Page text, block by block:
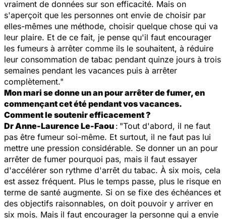
vraiment de données sur son efficacité. Mais on
s'aperçoit que les personnes ont envie de choisir par
elles-mêmes une méthode, choisir quelque chose qui va
leur plaire. Et de ce fait, je pense qu'il faut encourager
les fumeurs à arrêter comme ils le souhaitent, à réduire
leur consommation de tabac pendant quinze jours à trois
semaines pendant les vacances puis à arrêter
complètement."
Mon mari se donne un an pour arrêter de fumer, en
commençant cet été pendant vos vacances.
Comment le soutenir efficacement ?
Dr Anne-Laurence Le-Faou : "Tout d'abord, il ne faut
pas être fumeur soi-même. Et surtout, il ne faut pas lui
mettre une pression considérable. Se donner un an pour
arrêter de fumer pourquoi pas, mais il faut essayer
d'accélérer son rythme d'arrêt du tabac. À six mois, cela
est assez fréquent. Plus le temps passe, plus le risque en
terme de santé augmente. Si on se fixe des échéances et
des objectifs raisonnables, on doit pouvoir y arriver en
six mois. Mais il faut encourager la personne qui a envie